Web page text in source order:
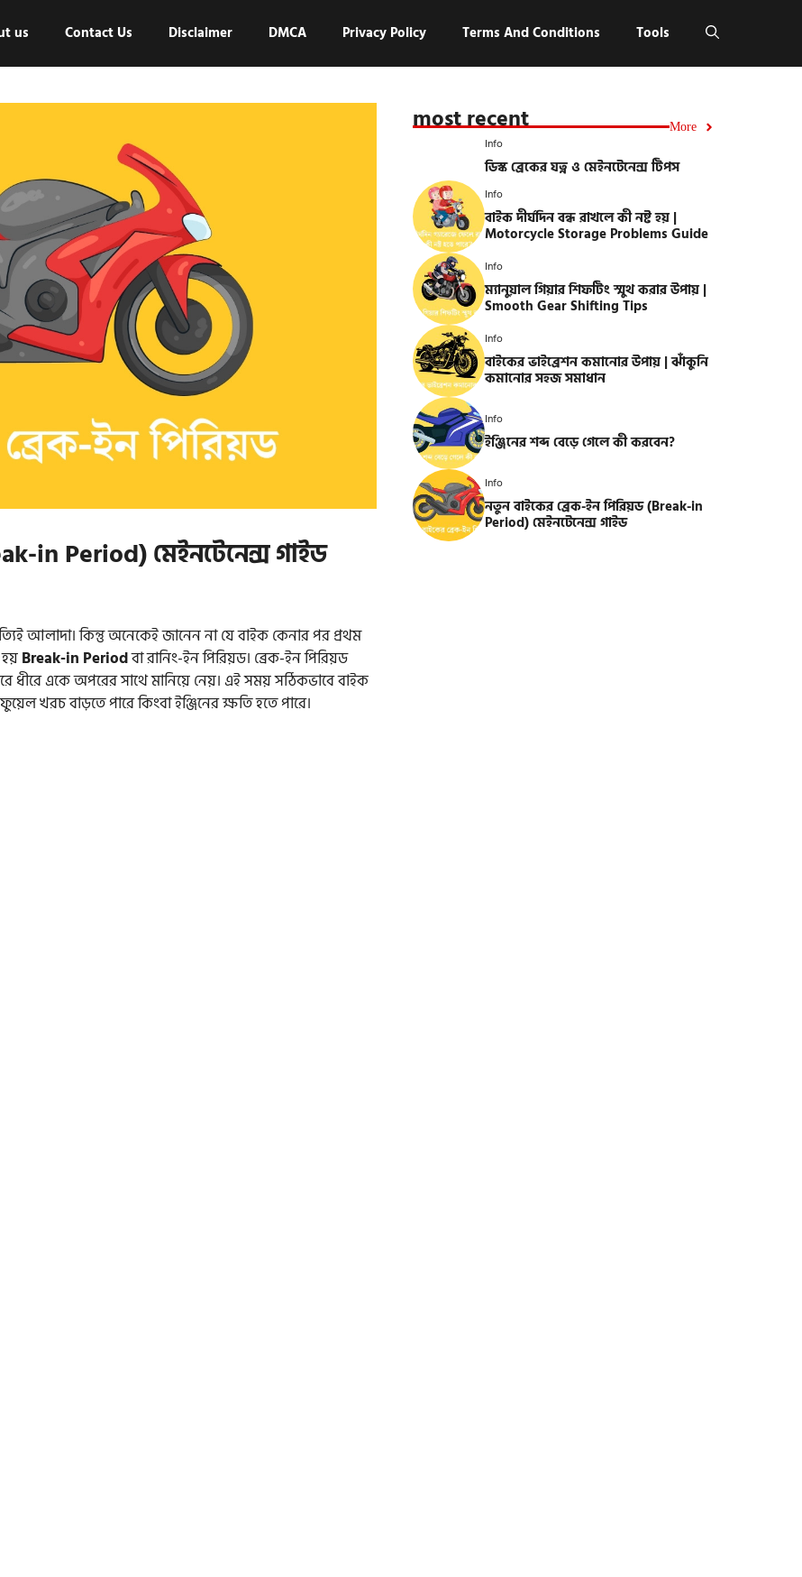
us Contact Us Disclaimer DMCA Privacy Policy Terms And Conditions Tools
in Period) মেইনটেনেন্স গাইড
আলাদা। কিন্তু অনেকেই জানেন না যে বাইক কেনার পর প্রথম
Break-in Periodবা রানিং-ইন পিরিয়ড। ব্রেক-ইন পিরিয়ড
ধীরে একে অপরের সাথে মানিয়ে নেয়। এই সময় সঠিকভাবে বাইক
খরচ বাড়তে পারে কিংবা ইঞ্জিনের ক্ষতি হতে পারে।
most recent More
Info
ডিস্ক ব্রেকের যত্ন ও মেইনটেনেন্স টিপস
Info
বাইক দীর্ঘদিন বন্ধ রাখলে কী নষ্ট হয় |
Motorcycle Storage Problems Guide
Info
ম্যানুয়াল গিয়ার শিফটিং স্মুথ করার উপায় |
Smooth Gear Shifting Tips
Info
বাইকের ভাইব্রেশন কমানোর উপায় | ঝাঁকুনি
কমানোর সহজ সমাধান
Info
ইঞ্জিনের শব্দ বেড়ে গেলে কী করবেন?
Info
নতুন বাইকের ব্রেক-ইন পিরিয়ড (Break-in
Period) মেইনটেনেন্স গাইড